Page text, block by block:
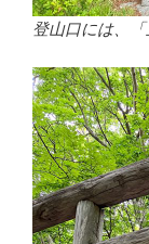
登山口には、「